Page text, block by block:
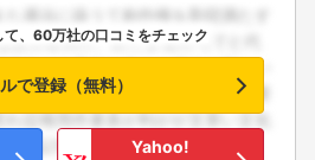
て、60万社の口コミをチェック
で登録（無料）
Yahoo!